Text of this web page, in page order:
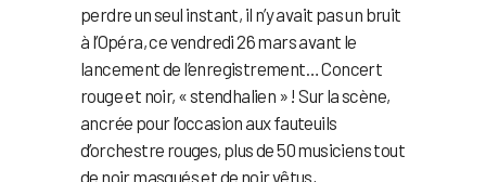
perdre un seul instant, il n’y avait pas un bruit
à l’Opéra, ce vendredi 26 mars avant le
lancement de l’enregistrement… Concert
rouge et noir, « stendhalien » ! Sur la scène,
ancrée pour l’occasion aux fauteuils
d’orchestre rouges, plus de 50 musiciens tout
de noir masqués et de noir vêtus,